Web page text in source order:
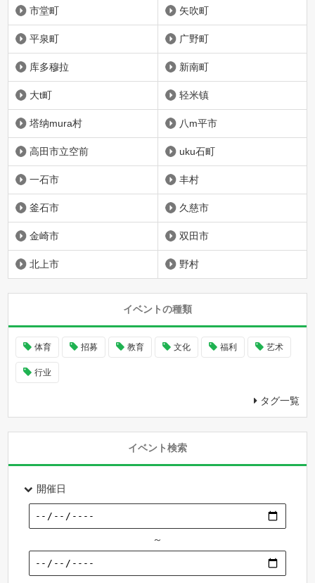
市堂町 矢吹町
平泉町 广野町
库多穆拉 新南町
大t町 轻米镇
塔纳mura村 八m平市
高田市立空前 uku石町
一石市 丰村
釜石市 久慈市
金崎市 双田市
北上市 野村
イベントの種類
体育 招募 教育 文化 福利 艺术
行业
タグ一覧
イベント検索
開催日
～